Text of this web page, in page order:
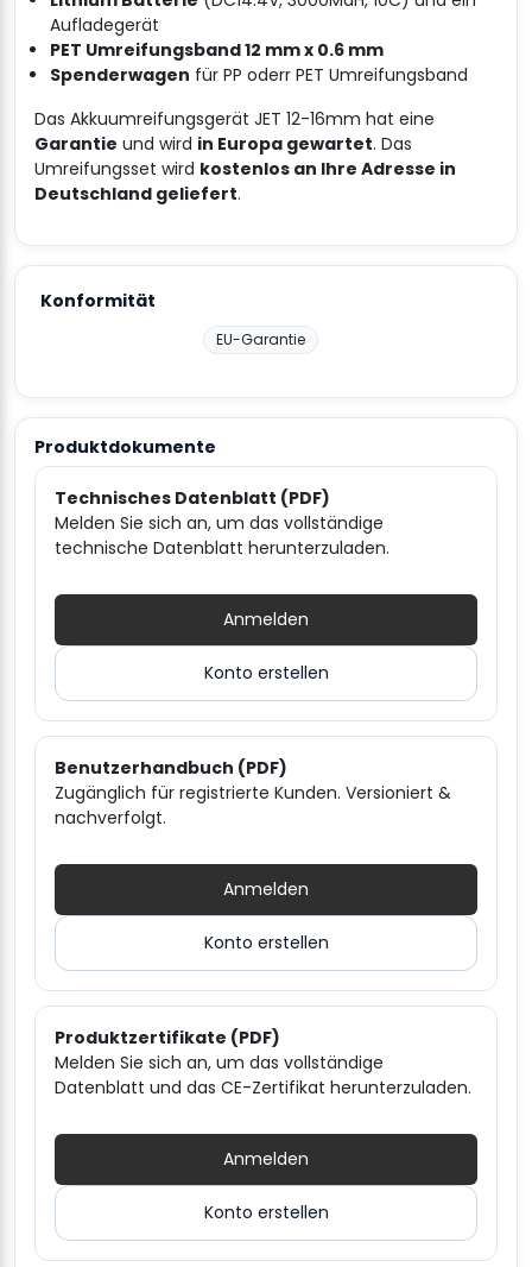
Aufladegerät
PET Umreifungsband 12 mm x 0.6 mm
Spenderwagen für PP oderr PET Umreifungsband
Das Akkuumreifungsgerät JET 12-16mm hat eine
Garantie und wird in Europa gewartet. Das
Umreifungsset wird kostenlos an Ihre Adresse in
Deutschland geliefert.
Konformität
EU-Garantie
Produktdokumente
Technisches Datenblatt (PDF)
Melden Sie sich an, um das vollständige
technische Datenblatt herunterzuladen.
Anmelden
Konto erstellen
Benutzerhandbuch (PDF)
Zugänglich für registrierte Kunden. Versioniert &
nachverfolgt.
Anmelden
Konto erstellen
Produktzertifikate (PDF)
Melden Sie sich an, um das vollständige
Datenblatt und das CE-Zertifikat herunterzuladen.
Anmelden
Konto erstellen